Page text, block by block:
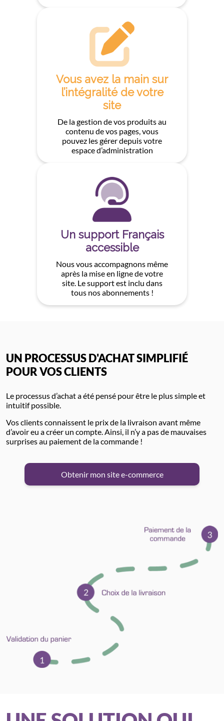
Vous avez la main sur
l’intégralité de votre
site
De la gestion de vos produits au
contenu de vos pages, vous
pouvez les gérer depuis votre
espace d’administration
Un support Français
accessible
Nous vous accompagnons même
après la mise en ligne de votre
site. Le support est inclu dans
tous nos abonnements !
UN PROCESSUS D'ACHAT SIMPLIFIÉ
POUR VOS CLIENTS
Le processus d’achat a été pensé pour être le plus simple et
intuitif possible.
Vos clients connaissent le prix de la livraison avant même
d’avoir eu a créer un compte. Ainsi, il n’y a pas de mauvaises
surprises au paiement de la commande !
Obtenir mon site e-commerce